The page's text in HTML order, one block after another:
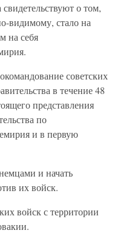
о том,
видимому, стало на
на себя
советских
в течение 48
представления
по
и в первую
и начать
их войск.
войск с территории